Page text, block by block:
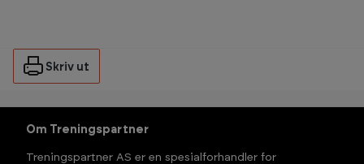
Skriv ut
Om Treningspartner
Treningspartner AS er en spesialforhandler for